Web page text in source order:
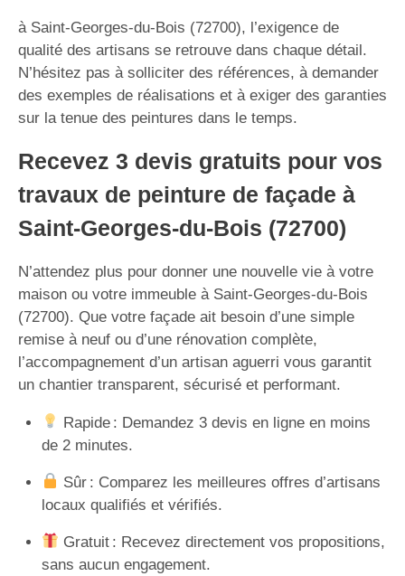
à Saint-Georges-du-Bois (72700), l’exigence de
qualité des artisans se retrouve dans chaque détail.
N’hésitez pas à solliciter des références, à demander
des exemples de réalisations et à exiger des garanties
sur la tenue des peintures dans le temps.
Recevez 3 devis gratuits pour vos
travaux de peinture de façade à
Saint-Georges-du-Bois (72700)
N’attendez plus pour donner une nouvelle vie à votre
maison ou votre immeuble à Saint-Georges-du-Bois
(72700). Que votre façade ait besoin d’une simple
remise à neuf ou d’une rénovation complète,
l’accompagnement d’un artisan aguerri vous garantit
un chantier transparent, sécurisé et performant.
Rapide : Demandez 3 devis en ligne en moins
de 2 minutes.
Sûr : Comparez les meilleures offres d’artisans
locaux qualifiés et vérifiés.
Gratuit : Recevez directement vos propositions,
sans aucun engagement.